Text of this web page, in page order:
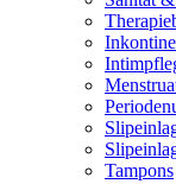
Tampons